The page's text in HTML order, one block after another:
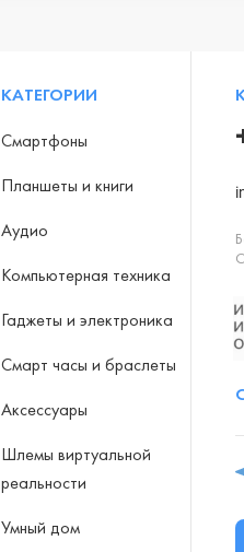
КАТЕГОРИИ
Смартфоны
Планшеты и книги
Аудио
Компьютерная техника
Гаджеты и электроника
Смарт часы и браслеты
Аксессуары
Шлемы виртуальной
реальности
Умный дом